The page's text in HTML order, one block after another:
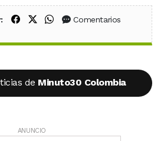
Compartir en Facebook
Compartir en X (Twitter)
Compartir en WhatsApp
Comentarios
de Minuto30 Colombia
ANUNCIO